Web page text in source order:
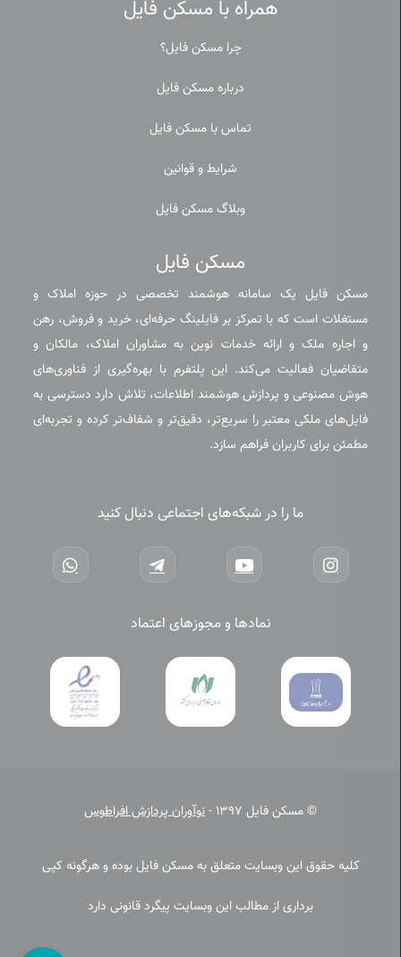
همراه با مسکن فایل
چرا مسکن فایل؟
درباره مسکن فایل
تماس با مسکن فایل
شرایط و قوانین
وبلاگ مسکن فایل
مسکن فایل
مسکن فایل یک سامانه هوشمند تخصصی در حوزه املاک و
مستغلات است که با تمرکز بر فایلینگ حرفه‌ای، خرید و فروش، رهن
و اجاره ملک و ارائه خدمات نوین به مشاوران املاک، مالکان و
متقاضیان فعالیت می‌کند. این پلتفرم با بهره‌گیری از فناوری‌های
هوش مصنوعی و پردازش هوشمند اطلاعات، تلاش دارد دسترسی به
فایل‌های ملکی معتبر را سریع‌تر، دقیق‌تر و شفاف‌تر کرده و تجربه‌ای
مطمئن برای کاربران فراهم سازد.
ما را در شبکه‌های اجتماعی دنبال کنید
نمادها و مجوزهای اعتماد
© مسکن فایل 1397 - نوآوران پردازش افراطوس
کلیه حقوق این وبسایت متعلق به مسکن فایل بوده و هرگونه کپی
برداری از مطالب این وبسایت پیگرد قانونی دارد